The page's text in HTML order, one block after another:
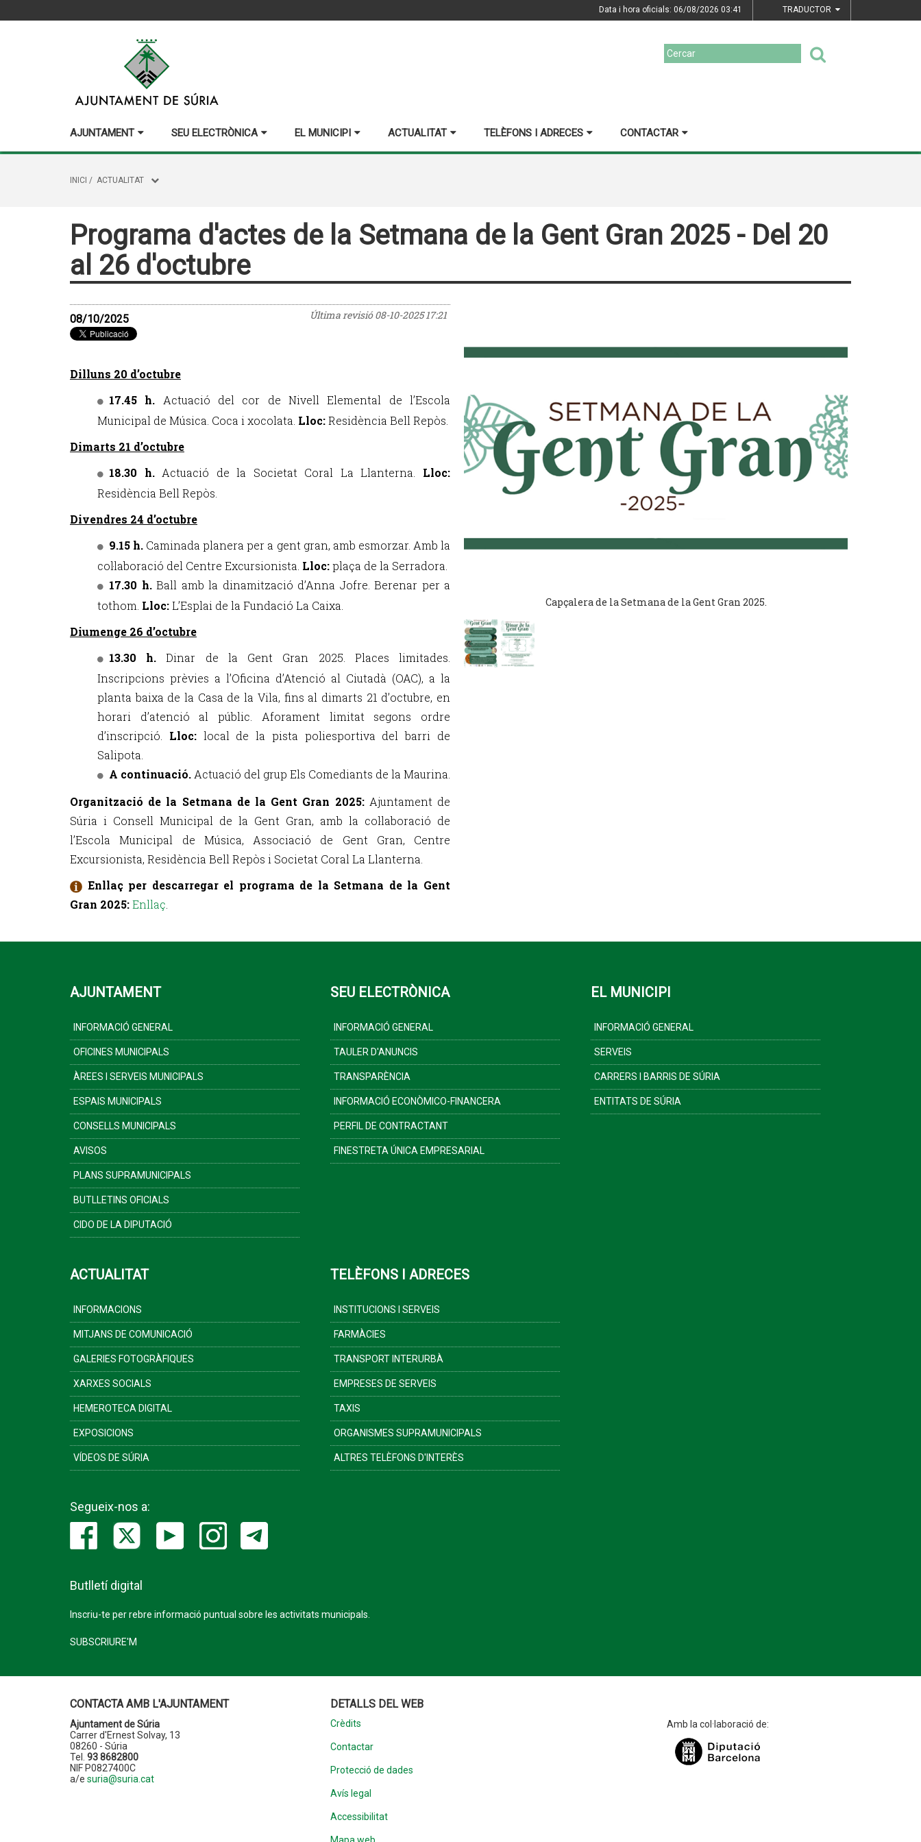
Data i hora oficials: 06/08/2026 03:41 TRADUCTOR
AJUNTAMENT SEU ELECTRÒNICA EL MUNICIPI ACTUALITAT TELÈFONS I ADRECES CONTACTAR
INICI / ACTUALITAT
Programa d'actes de la Setmana de la Gent Gran 2025 - Del 20
al 26 d'octubre
Última revisió08-10-2025 17:21
08/10/2025
Dilluns 20 d’octubre
17.45 h. Actuació del cor de Nivell Elemental de l’Escola
Municipal de Música. Coca i xocolata. Lloc:Residència Bell Repòs.
Dimarts 21 d’octubre
18.30 h. Actuació de la Societat Coral La Llanterna. Lloc:
Residència Bell Repòs.
Divendres 24 d’octubre
9.15 h. Caminada planera per a gent gran, amb esmorzar. Amb la
col·laboració del Centre Excursionista. Lloc:plaça de la Serradora.
17.30 h. Ball amb la dinamització d’Anna Jofre. Berenar per a
tothom. Lloc:L’Esplai de la Fundació La Caixa.
Diumenge 26 d’octubre
13.30 h.Dinar de la Gent Gran 2025. Places limitades.
Inscripcions prèvies a l’Oficina d’Atenció al Ciutadà (OAC), a la
planta baixa de la Casa de la Vila, fins al dimarts 21 d’octubre, en
horari d’atenció al públic. Aforament limitat segons ordre
d’inscripció. Lloc: local de la pista poliesportiva del barri de
Salipota.
A continuació. Actuació del grup Els Comediants de la Maurina.
Organització de la Setmana de la Gent Gran 2025: Ajuntament de
Súria i Consell Municipal de la Gent Gran, amb la col·laboració de
l’Escola Municipal de Música, Associació de Gent Gran, Centre
Excursionista, Residència Bell Repòs i Societat Coral La Llanterna.
Enllaç per descarregar el programa de la Setmana de la Gent
Gran 2025:Enllaç
Capçalera de la Setmana de la Gent Gran 2025.
AJUNTAMENT
INFORMACIÓ GENERAL
OFICINES MUNICIPALS
ÀREES I SERVEIS MUNICIPALS
ESPAIS MUNICIPALS
CONSELLS MUNICIPALS
AVISOS
PLANS SUPRAMUNICIPALS
BUTLLETINS OFICIALS
CIDO DE LA DIPUTACIÓ
SEU ELECTRÒNICA
INFORMACIÓ GENERAL
TAULER D'ANUNCIS
TRANSPARÈNCIA
INFORMACIÓ ECONÒMICO-FINANCERA
PERFIL DE CONTRACTANT
FINESTRETA ÚNICA EMPRESARIAL
EL MUNICIPI
INFORMACIÓ GENERAL
SERVEIS
CARRERS I BARRIS DE SÚRIA
ENTITATS DE SÚRIA
ACTUALITAT
INFORMACIONS
MITJANS DE COMUNICACIÓ
GALERIES FOTOGRÀFIQUES
XARXES SOCIALS
HEMEROTECA DIGITAL
EXPOSICIONS
VÍDEOS DE SÚRIA
TELÈFONS I ADRECES
INSTITUCIONS I SERVEIS
FARMÀCIES
TRANSPORT INTERURBÀ
EMPRESES DE SERVEIS
TAXIS
ORGANISMES SUPRAMUNICIPALS
ALTRES TELÈFONS D'INTERÈS
Segueix-nos a:
Butlletí digital
Inscriu-te per rebre informació puntual sobre les activitats municipals.
SUBSCRIURE'M
CONTACTA AMB L'AJUNTAMENT
Ajuntament de Súria
Carrer d'Ernest Solvay, 13
08260 - Súria
Tel. 93 8682800
NIF P0827400C
a/e suria@suria.cat
DETALLS DEL WEB
Crèdits
Contactar
Protecció de dades
Avís legal
Accessibilitat
Amb la col·laboració de: